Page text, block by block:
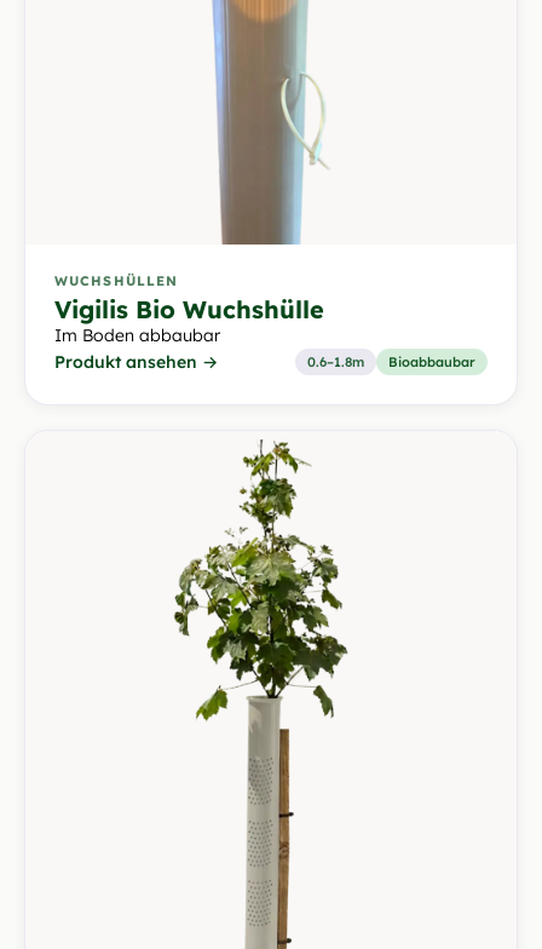
WUCHSHÜLLEN
Vigilis Bio Wuchshülle
Im Boden abbaubar
Produkt ansehen →
0.6–1.8m Bioabbaubar